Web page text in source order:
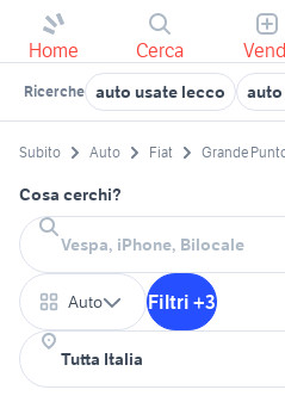
Home Cerca
Ricerche auto usate lecco auto
Subito Auto Fiat Grande
Cosa cerchi?
Auto Filtri +3